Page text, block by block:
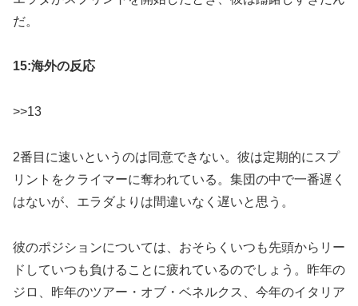
だ。
15:海外の反応
>>13
2番目に速いというのは同意できない。彼は定期的にスプ
リントをクライマーに奪われている。集団の中で一番遅く
はないが、エラダよりは間違いなく遅いと思う。
彼のポジションについては、おそらくいつも先頭からリー
ドしていつも負けることに疲れているのでしょう。昨年の
ジロ、昨年のツアー・オブ・ベネルクス、今年のイタリア